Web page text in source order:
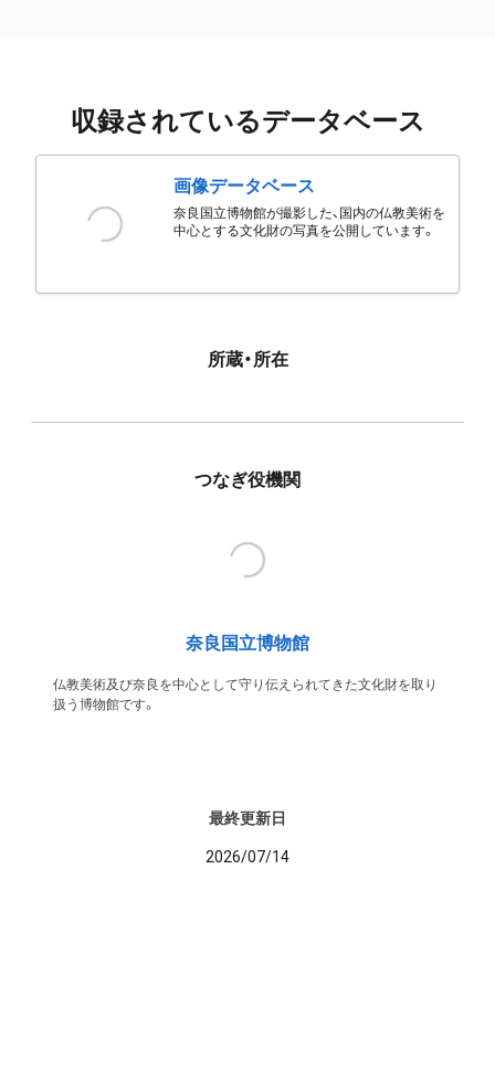
収録されているデータベース
画像データベース
奈良国立博物館が撮影した、国内の仏教美術を
中心とする文化財の写真を公開しています。
所蔵・所在
つなぎ役機関
奈良国立博物館
仏教美術及び奈良を中心として守り伝えられてきた文化財を取り
扱う博物館です。
最終更新日
2026/07/14